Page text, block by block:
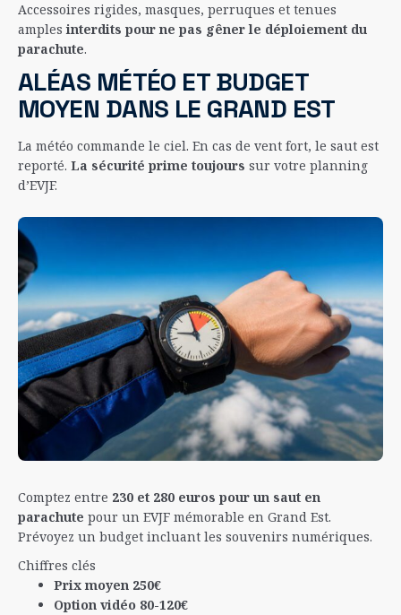
Accessoires rigides, masques, perruques et tenues
amplesinterdits pour ne pas gêner le déploiement du
parachute.
ALÉAS MÉTÉO ET BUDGET
MOYEN DANS LE GRAND EST
La météo commande le ciel. En cas de vent fort, le saut est
reporté. La sécurité prime toujours sur votre planning
d’EVJF.
Comptez entre 230 et 280 euros pour un saut en
parachute pour un EVJF mémorable en Grand Est.
Prévoyez un budget incluant les souvenirs numériques.
Chiffres clés
Prix moyen 250€
Option vidéo 80-120€